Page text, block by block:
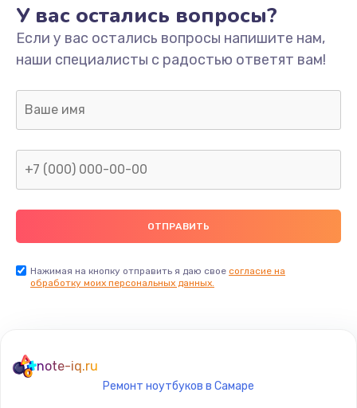
У вас остались вопросы?
Если у вас остались вопросы напишите нам,
наши специалисты с радостью ответят вам!
Нажимая на кнопку отправить я даю свое согласие на
обработку моих персональных данных.
note-iq.ru
Ремонт ноутбуков в Самаре